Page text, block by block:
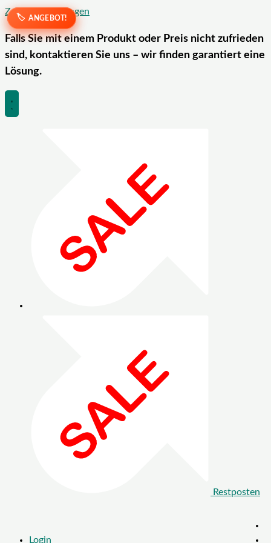
Zum Inhalt springen
Falls Sie mit einem Produkt oder Preis nicht zufrieden
sind, kontaktieren Sie uns – wir finden garantiert eine
Lösung.
Restposten
Login
ANGEBOT!
ANGEBOT!